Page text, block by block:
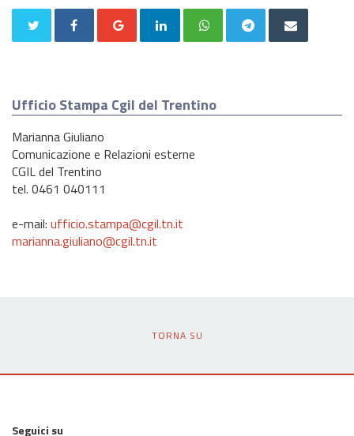
Ufficio Stampa Cgil del Trentino
Marianna Giuliano
Comunicazione e Relazioni esterne
CGIL del Trentino
tel. 0461 040111
e-mail: ufficio.stampa@cgil.tn.it
marianna.giuliano@cgil.tn.it
TORNA SU
Seguici su